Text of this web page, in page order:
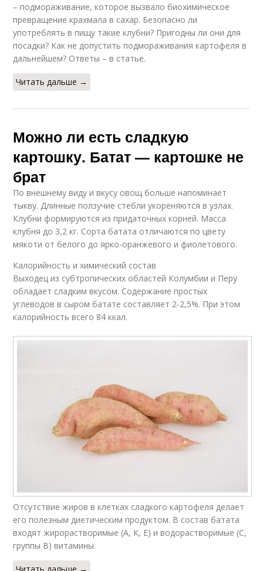
– подмораживание, которое вызвало биохимическое
превращение крахмала в сахар. Безопасно ли
употреблять в пищу такие клубни? Пригодны ли они для
посадки? Как не допустить подмораживания картофеля в
дальнейшем? Ответы – в статье.
Читать дальше →
Можно ли есть сладкую
картошку. Батат — картошке не
брат
По внешнему виду и вкусу овощ больше напоминает
тыкву. Длинные ползучие стебли укореняются в узлах.
Клубни формируются из придаточных корней. Масса
клубня до 3,2 кг. Сорта батата отличаются по цвету
мякоти от белого до ярко-оранжевого и фиолетового.
Калорийность и химический состав
Выходец из субтропических областей Колумбии и Перу
обладает сладким вкусом. Содержание простых
углеводов в сыром батате составляет 2-2,5%. При этом
калорийность всего 84 ккал.
Отсутствие жиров в клетках сладкого картофеля делает
его полезным диетическим продуктом. В состав батата
входят жирорастворимые (А, К, Е) и водорастворимые (С,
группы В) витамины.